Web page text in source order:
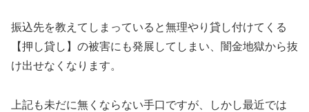
振込先を教えてしまっていると無理やり貸し付けてくる
【押し貸し】の被害にも発展してしまい、闇金地獄から抜
け出せなくなります。
上記も未だに無くならない手口ですが、しかし最近では